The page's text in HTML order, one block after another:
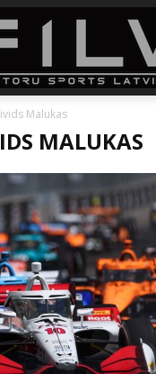
Malukas
MALUKAS